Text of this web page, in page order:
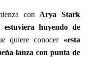
con Arya Stark
estuviera huyendo de
quiere conocer «esta
lanza con punta de